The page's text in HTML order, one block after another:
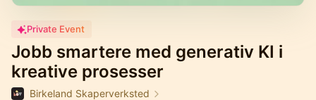
Private Event
Jobb smartere med generativ KI i
kreative prosesser
Birkeland Skaperverksted